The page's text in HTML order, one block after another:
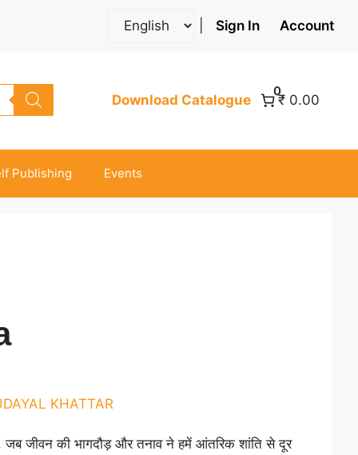
Sign In Account
Download Catalogue
0
₹ 0.00
Publishing Events
KHATTAR
जीवन की भागदौड़ और तनाव ने हमें आंतरिक शांति से दूर